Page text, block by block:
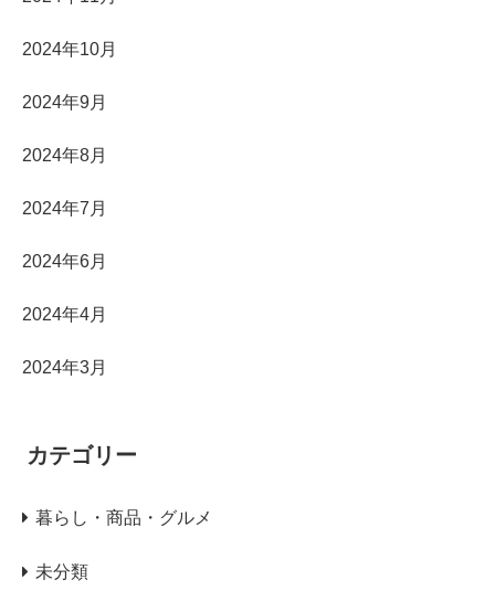
2024年10月
2024年9月
2024年8月
2024年7月
2024年6月
2024年4月
2024年3月
カテゴリー
暮らし・商品・グルメ
未分類